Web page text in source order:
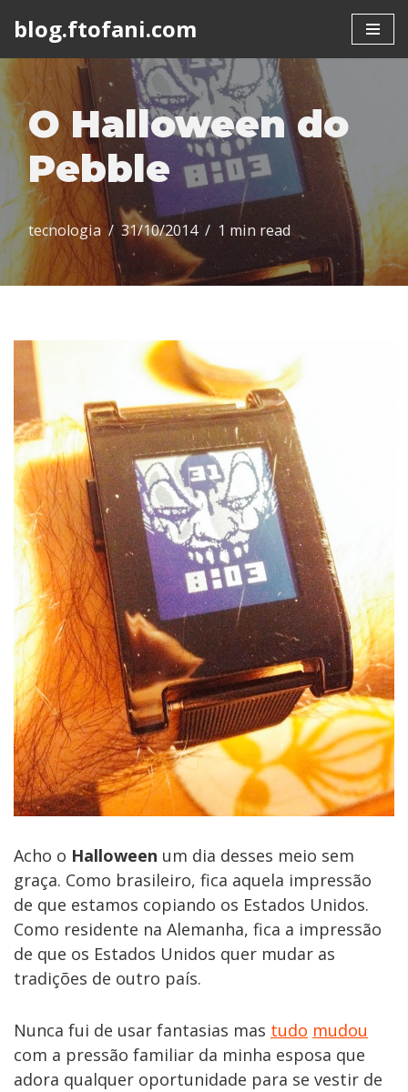
to
content
blog.ftofani.com
O Halloween do
Pebble
tecnologia 31/10/2014 1 min read
Acho o Halloween um dia desses meio sem
graça. Como brasileiro, fica aquela impressão
de que estamos copiando os Estados Unidos.
Como residente na Alemanha, fica a impressão
de que os Estados Unidos quer mudar as
tradições de outro país.
Nunca fui de usar fantasias mas tudo mudou
com a pressão familiar da minha esposa que
adora qualquer oportunidade para se vestir de